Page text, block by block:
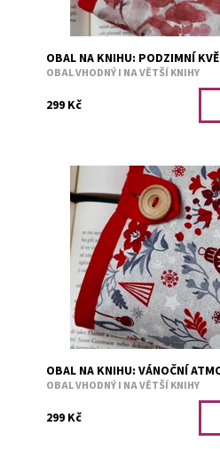
OBAL NA KNIHU: PODZIMNÍ
OBAL VHODNÝ I NA VĚTŠÍ KNIHY
299 Kč
Obal je vhodný i na větší
zajišťuje měkká výplň.
Falešný polibek, Jiskra v...
Dostupnost:
Skladem 4
Kód:
2850
OBAL NA KNIHU: VÁNOČNÍ
OBAL VHODNÝ I NA VĚTŠÍ KNIHY
299 Kč